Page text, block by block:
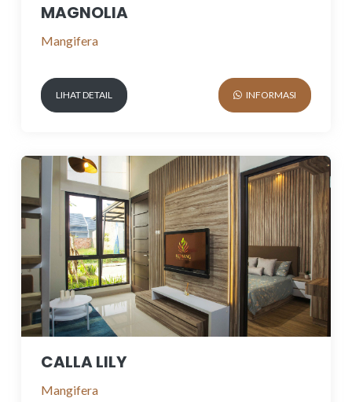
MAGNOLIA
Mangifera
LIHAT DETAIL INFORMASI
CALLA LILY
Mangifera